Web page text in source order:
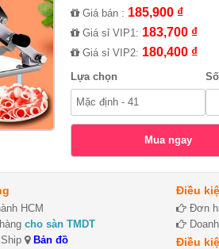
Giá bán : 185,900 ₫
Giá sỉ VIP1: 183,700 ₫
Giá sỉ VIP2: 180,400 ₫
Lựa chọn
HCM
cho sàn TMDT
Bản đồ
Điều
Đơn
Điều